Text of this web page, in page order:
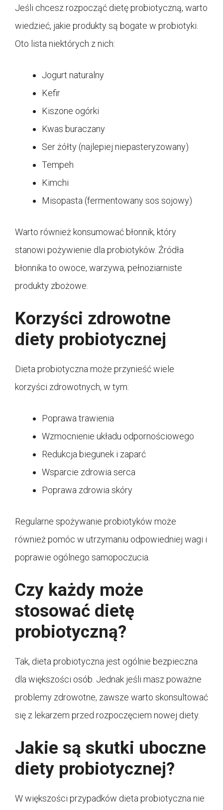
Jeśli chcesz rozpocząć dietę probiotyczną, warto
wiedzieć, jakie produkty są bogate w probiotyki.
Oto lista niektórych z nich:
Jogurt naturalny
Kefir
Kiszone ogórki
Kwas buraczany
Ser żółty (najlepiej niepasteryzowany)
Tempeh
Kimchi
Misopasta (fermentowany sos sojowy)
Warto również konsumować błonnik, który
stanowi pożywienie dla probiotyków. Źródła
błonnika to owoce, warzywa, pełnoziarniste
produkty zbożowe.
Korzyści zdrowotne
diety probiotycznej
Dieta probiotyczna może przynieść wiele
korzyści zdrowotnych, w tym:
Poprawa trawienia
Wzmocnienie układu odpornościowego
Redukcja biegunek i zaparć
Wsparcie zdrowia serca
Poprawa zdrowia skóry
Regularne spożywanie probiotyków może
również pomóc w utrzymaniu odpowiedniej wagi i
poprawie ogólnego samopoczucia.
Czy każdy może
stosować dietę
probiotyczną?
Tak, dieta probiotyczna jest ogólnie bezpieczna
dla większości osób. Jednak jeśli masz poważne
problemy zdrowotne, zawsze warto skonsultować
się z lekarzem przed rozpoczęciem nowej diety.
Jakie są skutki uboczne
diety probiotycznej?
W większości przypadków dieta probiotyczna nie